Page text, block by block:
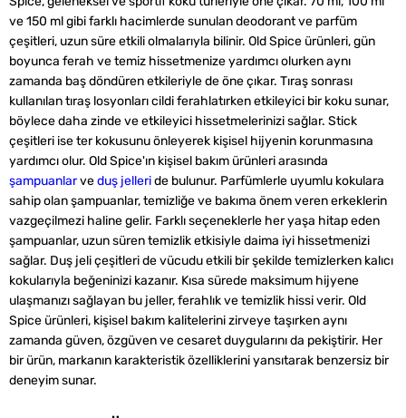
ve 150 ml gibi farklı hacimlerde sunulan deodorant ve parfüm
çeşitleri, uzun süre etkili olmalarıyla bilinir. Old Spice ürünleri, gün
boyunca ferah ve temiz hissetmenize yardımcı olurken aynı
zamanda baş döndüren etkileriyle de öne çıkar. Tıraş sonrası
kullanılan tıraş losyonları cildi ferahlatırken etkileyici bir koku sunar,
böylece daha zinde ve etkileyici hissetmelerinizi sağlar. Stick
çeşitleri ise ter kokusunu önleyerek kişisel hijyenin korunmasına
yardımcı olur. Old Spice'ın kişisel bakım ürünleri arasında
şampuanlarveduş jelleride bulunur. Parfümlerle uyumlu kokulara
sahip olan şampuanlar, temizliğe ve bakıma önem veren erkeklerin
vazgeçilmezi haline gelir. Farklı seçeneklerle her yaşa hitap eden
şampuanlar, uzun süren temizlik etkisiyle daima iyi hissetmenizi
sağlar. Duş jeli çeşitleri de vücudu etkili bir şekilde temizlerken kalıcı
kokularıyla beğeninizi kazanır. Kısa sürede maksimum hijyene
ulaşmanızı sağlayan bu jeller, ferahlık ve temizlik hissi verir. Old
Spice ürünleri, kişisel bakım kalitelerini zirveye taşırken aynı
zamanda güven, özgüven ve cesaret duygularını da pekiştirir. Her
bir ürün, markanın karakteristik özelliklerini yansıtarak benzersiz bir
deneyim sunar.